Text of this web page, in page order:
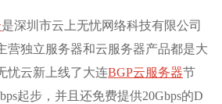
是深圳市云上无忧网络科技有限公司
营独立服务器和云服务器产品都是大
忧云新上线了大连BGP云服务器节
起步，并且还免费提供20Gbps的D